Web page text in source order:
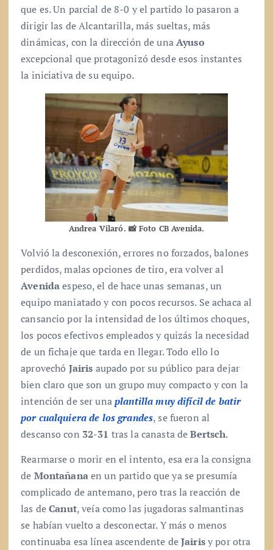
que es. Un parcial de 8-0 y el partido lo pasaron a
dirigir las de Alcantarilla, más sueltas, más
dinámicas, con la dirección de unaAyuso
excepcional que protagonizó desde esos instantes
la iniciativa de su equipo.
Andrea Vilaró. 📸 Foto CB Avenida.
Volvió la desconexión, errores no forzados, balones
perdidos, malas opciones de tiro, era volver al
Avenidaespeso, el de hace unas semanas, un
equipo maniatado y con pocos recursos. Se achaca al
cansancio por la intensidad de los últimos choques,
los pocos efectivos empleados y quizás la necesidad
de un fichaje que tarda en llegar. Todo ello lo
aprovechó Jairis aupado por su público para dejar
bien claro que son un grupo muy compacto y con la
intención de ser unaplantilla muy difícil de batir
por cualquiera de los grandes, se fueron al
descanso con 32-31 tras la canasta deBertsch.
Rearmarse o morir en el intento, esa era la consigna
de Montañanaen un partido que ya se presumía
complicado de antemano, pero tras la reacción de
las deCanut, veía como las jugadoras salmantinas
se habían vuelto a desconectar. Y más o menos
continuaba esa línea ascendente deJairisy por otra